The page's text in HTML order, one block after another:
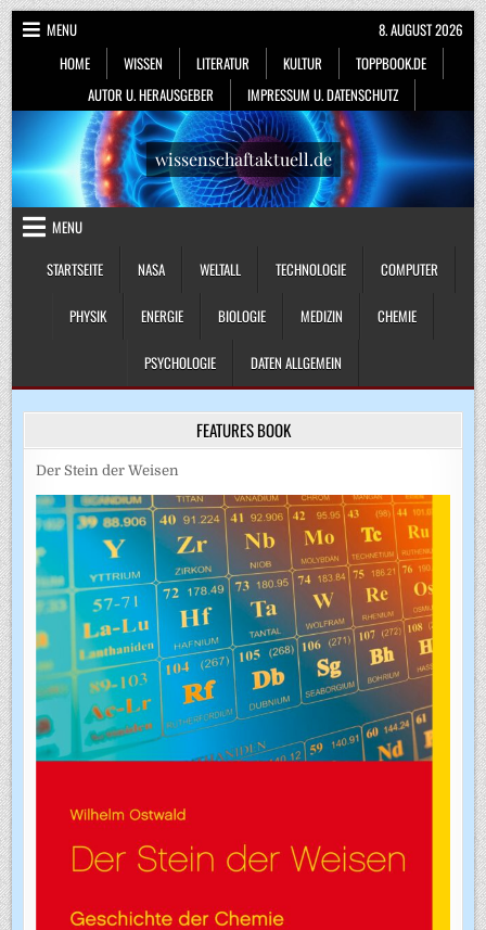
Skip
to
content
MENU
HOME
WISSEN LITERATUR KULTUR
TOPPBOOK.DE
AUTOR U. HERAUSGEBER
IMPRESSUM U. DATENSCHUTZ
8. AUGUST 2026
wissenschaftaktuell.de
MENU
STARTSEITE
NASA WELTALL TECHNOLOGIE COMPUTER
PHYSIK ENERGIE BIOLOGIE MEDIZIN CHEMIE
PSYCHOLOGIE DATEN ALLGEMEIN
FEATURES BOOK
Der Stein der Weisen